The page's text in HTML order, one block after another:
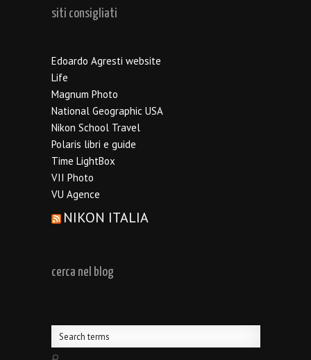
siti consigliati
Edoardo Agresti website
Life
Magnum Photo
National Geographic USA
Nikon School Travel
Polaris libri e guide
Time LightBox
VII Photo
VU Agence
NIKON ITALIA
cerca nel blog